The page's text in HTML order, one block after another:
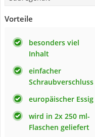
Vorteile
besonders viel
Inhalt
einfacher
Schraubverschluss
europäischer Essig
wird in 2x 250 ml-
Flaschen geliefert